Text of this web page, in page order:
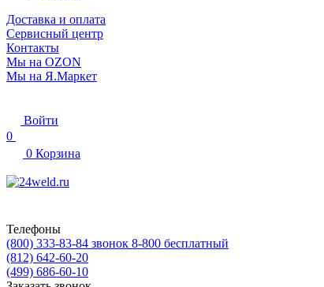
Доставка и оплата
Сервисный центр
Контакты
Мы на OZON
Мы на Я.Маркет
Войти
0
0 Корзина
Телефоны
(800) 333-83-84 звонок 8-800 бесплатный
(812) 642-60-20
(499) 686-60-10